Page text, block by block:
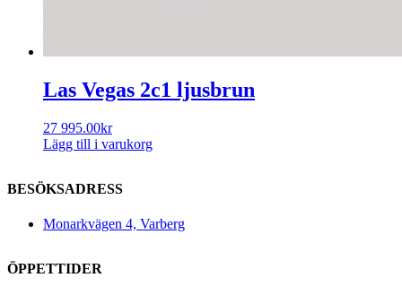
Las Vegas 2c1 ljusbrun
27 995.00kr
Lägg till i varukorg
BESÖKSADRESS
Monarkvägen 4, Varberg
ÖPPETTIDER